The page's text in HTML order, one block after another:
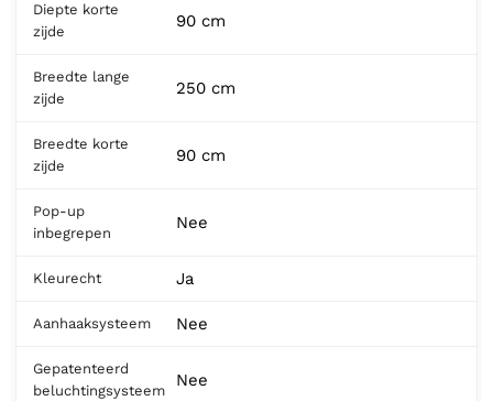
Diepte korte
zijde
90 cm
Breedte lange
zijde
250 cm
Breedte korte
zijde
90 cm
Pop-up
inbegrepen
Nee
Kleurecht Ja
Aanhaaksysteem Nee
Gepatenteerd
beluchtingsysteem
Nee